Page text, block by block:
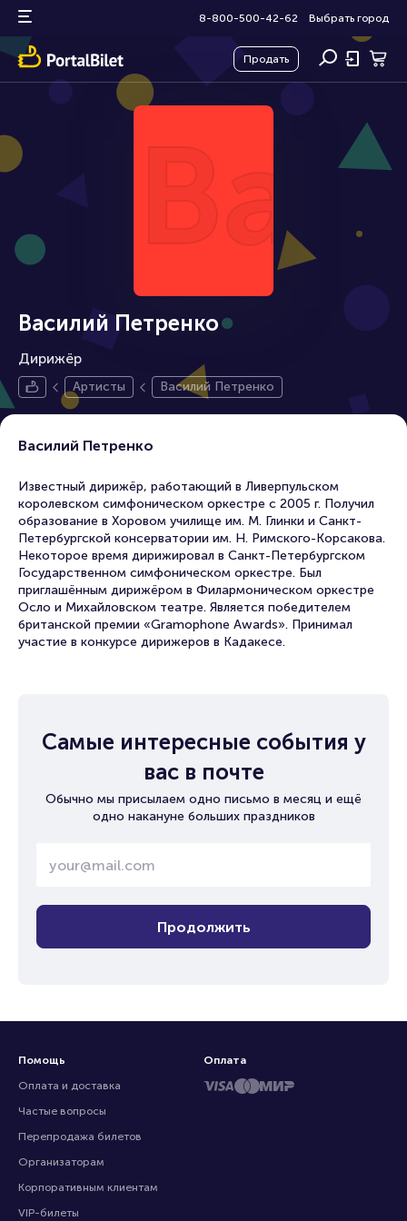
8-800-500-42-62 Выбрать город
Продать
Василий Петренко
Дирижёр
Артисты Василий Петренко
Василий Петренко
Известный дирижёр, работающий в Ливерпульском
королевском симфоническом оркестре с 2005 г. Получил
образование в Хоровом училище им. М. Глинки и Санкт-
Петербургской консерватории им. Н. Римского-Корсакова.
Некоторое время дирижировал в Санкт-Петербургском
Государственном симфоническом оркестре. Был
приглашённым дирижёром в Филармоническом оркестре
Осло и Михайловском театре. Является победителем
британской премии «Gramophone Awards». Принимал
участие в конкурсе дирижеров в Кадакесе.
Самые интересные события у
вас в почте
Обычно мы присылаем одно письмо в месяц и ещё
одно накануне больших праздников
Продолжить
Помощь
Оплата и доставка
Частые вопросы
Перепродажа билетов
Организаторам
Корпоративным клиентам
VIP-билеты
Оплата